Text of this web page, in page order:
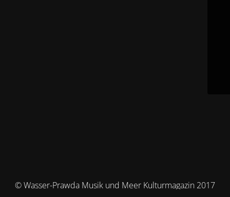
© Wasser-Prawda Musik und Meer Kulturmagazin 2017